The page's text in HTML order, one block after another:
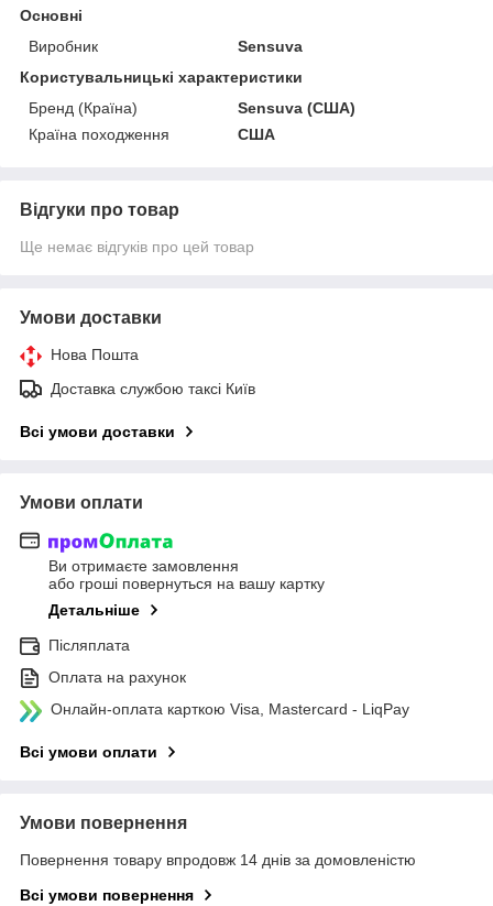
Основні
Виробник
Sensuva
Користувальницькі характеристики
Бренд (Країна)
Sensuva (США)
Країна походження
США
Відгуки про товар
Ще немає відгуків про цей товар
Умови доставки
Нова Пошта
Доставка службою таксі Київ
Всі умови доставки
Умови оплати
Ви отримаєте замовлення
або гроші повернуться на вашу картку
Детальніше
Післяплата
Оплата на рахунок
Онлайн-оплата карткою Visa, Mastercard - LiqPay
Всі умови оплати
Умови повернення
Повернення товару впродовж 14 днів за домовленістю
Всі умови повернення